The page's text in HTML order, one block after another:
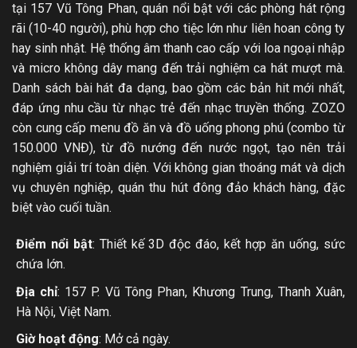
tại 157 Vũ Tông Phan, quán nổi bật với các phòng hát rộng
rãi (10-40 người), phù hợp cho tiệc lớn như liên hoan công ty
hay sinh nhật. Hệ thống âm thanh cao cấp với loa ngoại nhập
và micro không dây mang đến trải nghiệm ca hát mượt mà.
Danh sách bài hát đa dạng, bao gồm các bản hit mới nhất,
đáp ứng nhu cầu từ nhạc trẻ đến nhạc truyền thống. ZOZO
còn cung cấp menu đồ ăn và đồ uống phong phú (combo từ
150.000 VNĐ), từ đồ nướng đến nước ngọt, tạo nên trải
nghiệm giải trí toàn diện. Với không gian thoáng mát và dịch
vụ chuyên nghiệp, quán thu hút đông đảo khách hàng, đặc
biệt vào cuối tuần.
Điểm nổi bật: Thiết kế 3D độc đáo, kết hợp ăn uống, sức
chứa lớn.
Địa chỉ: 157 P. Vũ Tông Phan, Khương Trung, Thanh Xuân,
Hà Nội, Việt Nam.
Giờ hoạt động: Mở cả ngày.